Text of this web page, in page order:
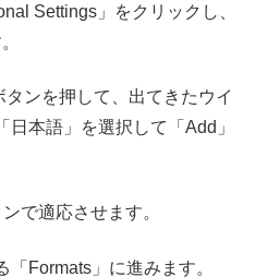
Settings」をクリックし、
ンを押して、出てきたウイ
本語」を選択して「Add」
で適応させます。
Formats」に進みます。